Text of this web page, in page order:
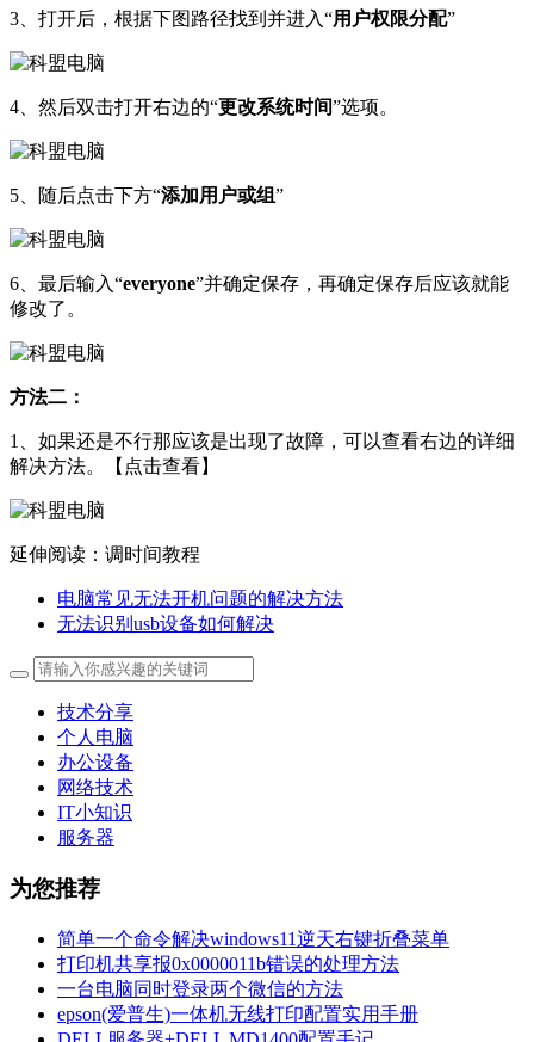
3、打开后，根据下图路径找到并进入“用户权限分配”
4、然后双击打开右边的“更改系统时间”选项。
5、随后点击下方“添加用户或组”
6、最后输入“everyone”并确定保存，再确定保存后应该就能
修改了。
方法二：
1、如果还是不行那应该是出现了故障，可以查看右边的详细
解决方法。【点击查看】
延伸阅读：调时间教程
电脑常见无法开机问题的解决方法
无法识别usb设备如何解决
技术分享
个人电脑
办公设备
网络技术
IT小知识
服务器
为您推荐
简单一个命令解决windows11逆天右键折叠菜单
打印机共享报0x0000011b错误的处理方法
一台电脑同时登录两个微信的方法
epson(爱普生)一体机无线打印配置实用手册